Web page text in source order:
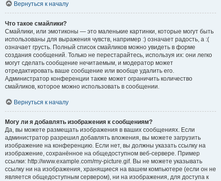
Вернуться к началу
Что такое смайлики?
Смайлики, или эмотиконы — это маленькие картинки, которые могут быть
использованы для выражения чувств, например :) означает радость, а :(
означает грусть. Полный список смайликов можно увидеть в форме
создания сообщений. Только не перестарайтесь, используя их: они легко
могут сделать сообщение нечитаемым, и модератор может
отредактировать ваше сообщение или вообще удалить его.
Администратор конференции также может ограничить количество
смайликов, которое можно использовать в сообщении.
Вернуться к началу
Могу ли я добавлять изображения к сообщениям?
Да, вы можете размещать изображения в ваших сообщениях. Если
администратор разрешил добавлять вложения, вы можете загрузить
изображение на конференцию. Если нет, вы должны указать ссылку на
изображение, сохранённое на общедоступном веб-сервере. Пример
ссылки: http://www.example.com/my-picture.gif. Вы не можете указывать
ссылку ни на изображения, хранящиеся на вашем компьютере (если он не
является общедоступным сервером), ни на изображения, для доступа к